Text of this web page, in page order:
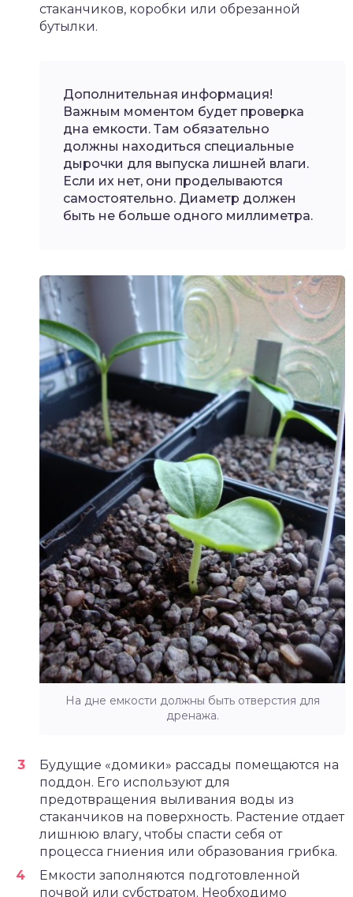
стаканчиков, коробки или обрезанной
бутылки.
Дополнительная информация!
Важным моментом будет проверка
дна емкости. Там обязательно
должны находиться специальные
дырочки для выпуска лишней влаги.
Если их нет, они проделываются
самостоятельно. Диаметр должен
быть не больше одного миллиметра.
На дне емкости должны быть отверстия для
дренажа.
Будущие «домики» рассады помещаются на
поддон. Его используют для
предотвращения выливания воды из
стаканчиков на поверхность. Растение отдает
лишнюю влагу, чтобы спасти себя от
процесса гниения или образования грибка.
Емкости заполняются подготовленной
почвой или субстратом. Необходимо